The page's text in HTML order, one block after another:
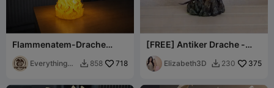
Flammenatem-Drache
"Lampe" - DND-Miniatur
EverythingD
 858 718
[FREE] Antiker Drache -
Hochdetaillierte
Drachenfigur
Elizabeth3D  230 375